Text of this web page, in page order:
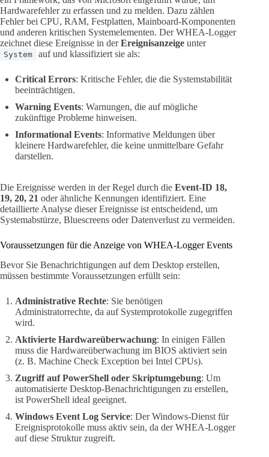
Hardwarefehler zu erfassen und zu melden. Dazu zählen
Fehler bei CPU, RAM, Festplatten, Mainboard-Komponenten
und anderen kritischen Systemelementen. Der WHEA-Logger
zeichnet diese Ereignisse in derEreignisanzeige unter
System auf und klassifiziert sie als:
Critical Errors: Kritische Fehler, die die Systemstabilität
beeinträchtigen.
Warning Events: Warnungen, die auf mögliche
zukünftige Probleme hinweisen.
Informational Events: Informative Meldungen über
kleinere Hardwarefehler, die keine unmittelbare Gefahr
darstellen.
Die Ereignisse werden in der Regel durch die Event-ID 18,
19, 20, 21 oder ähnliche Kennungen identifiziert. Eine
detaillierte Analyse dieser Ereignisse ist entscheidend, um
Systemabstürze, Bluescreens oder Datenverlust zu vermeiden.
Voraussetzungen für die Anzeige von WHEA-Logger Events
Bevor Sie Benachrichtigungen auf dem Desktop erstellen,
müssen bestimmte Voraussetzungen erfüllt sein:
Administrative Rechte: Sie benötigen
Administratorrechte, da auf Systemprotokolle zugegriffen
wird.
Aktivierte Hardwareüberwachung: In einigen Fällen
muss die Hardwareüberwachung im BIOS aktiviert sein
(z. B. Machine Check Exception bei Intel CPUs).
Zugriff auf PowerShell oder Skriptumgebung: Um
automatisierte Desktop-Benachrichtigungen zu erstellen,
ist PowerShell ideal geeignet.
Windows Event Log Service: Der Windows-Dienst für
Ereignisprotokolle muss aktiv sein, da der WHEA-Logger
auf diese Struktur zugreift.